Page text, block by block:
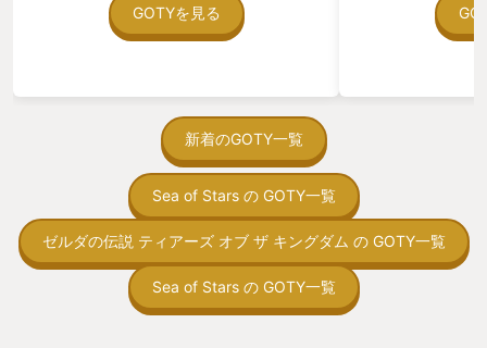
GOTYを見る
在を知ってから
う。気になる。
向けか？という
の印象。 しかし
止する設定を有
新着のGOTY一覧
Sea of Stars の GOTY一覧
ゼルダの伝説 ティアーズ オブ ザ キングダム の GOTY一覧
Sea of Stars の GOTY一覧